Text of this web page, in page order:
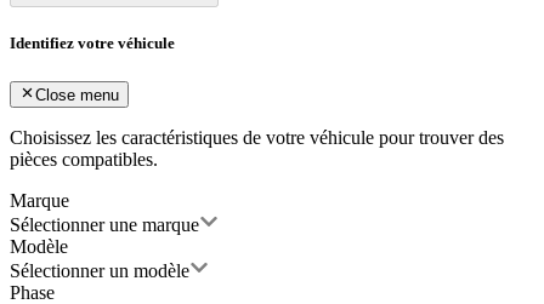
Identifiez votre véhicule
Close menu
Choisissez les caractéristiques de votre véhicule pour trouver des
pièces compatibles.
Marque
Sélectionner une marque
Modèle
Sélectionner un modèle
Phase